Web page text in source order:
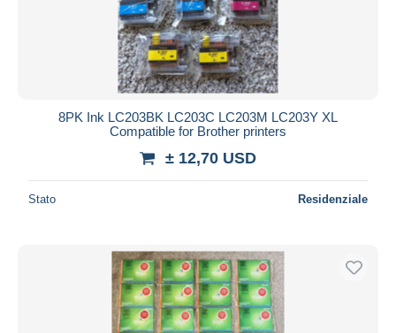
8PK Ink LC203BK LC203C LC203M LC203Y XL
Compatible for Brother printers
± 12,70 USD
Stato Residenziale